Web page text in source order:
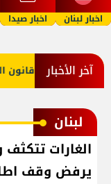
اخبار لبنان اخبار صيدا
آخر الأخبار
لإقرار قانون
لبنان
الغارات
يرفض وقف